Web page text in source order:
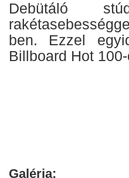
Debütáló
ben. Ezzel
Billboard Hot
Galéria: